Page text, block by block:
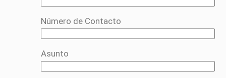
Número de Contacto
Asunto